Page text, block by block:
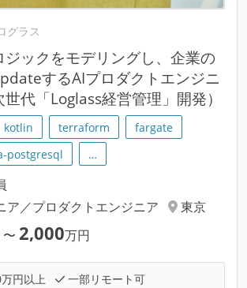
グラス
ックをモデリングし、企業の
するAIプロダクトエンジニ
代「Loglass経営管理」開発）
kotlin terraform
fargate
postgresql …
ア／プロダクトエンジニア
東京
〜 2,000万円
円以上
一部リモート可